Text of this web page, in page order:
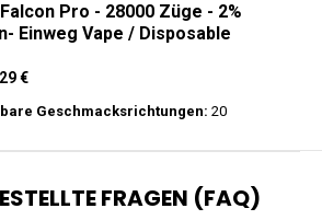
Pro - 28000 Züge - 2%
Einweg Vape / Disposable
€
Geschmacksrichtungen: 20
FRAGEN (FAQ)